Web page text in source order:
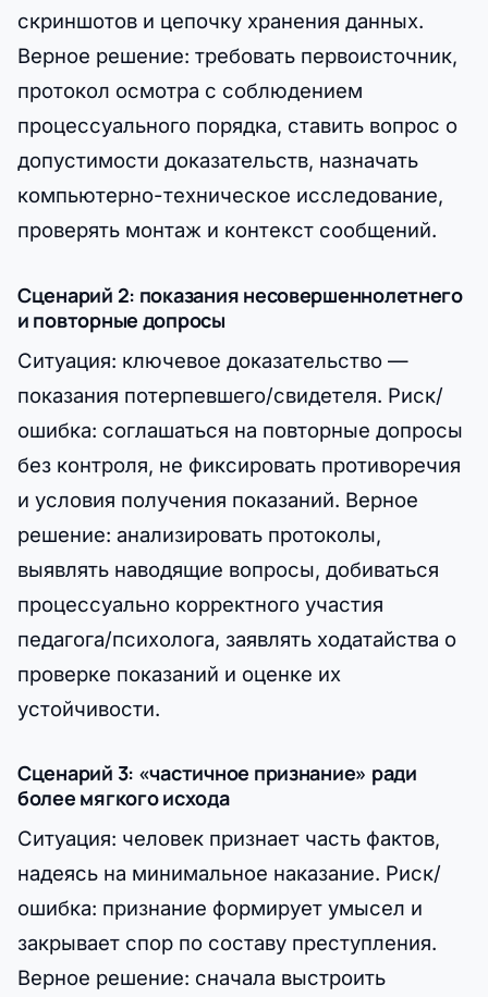
скриншотов и цепочку хранения данных.
Верное решение: требовать первоисточник,
протокол осмотра с соблюдением
процессуального порядка, ставить вопрос о
допустимости доказательств, назначать
компьютерно-техническое исследование,
проверять монтаж и контекст сообщений.
Сценарий 2: показания несовершеннолетнего
и повторные допросы
Ситуация: ключевое доказательство —
показания потерпевшего/свидетеля. Риск/
ошибка: соглашаться на повторные допросы
без контроля, не фиксировать противоречия
и условия получения показаний. Верное
решение: анализировать протоколы,
выявлять наводящие вопросы, добиваться
процессуально корректного участия
педагога/психолога, заявлять ходатайства о
проверке показаний и оценке их
устойчивости.
Сценарий 3: «частичное признание» ради
более мягкого исхода
Ситуация: человек признает часть фактов,
надеясь на минимальное наказание. Риск/
ошибка: признание формирует умысел и
закрывает спор по составу преступления.
Верное решение: сначала выстроить